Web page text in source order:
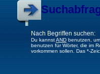
Nach Begriffen suchen:
Du kannstAND benutzen,
benutzen für Wörter, die im
vorkommen sollen. Das *-